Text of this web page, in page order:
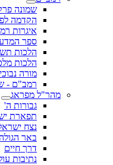
שמונה
הקדמה
איגרות
ספר
הלכות
הלכות
מורה
רמב"ם -
מהר"ל מפראג
גבורות ה'
תפארת
נצח
באר
דרך חיים
נתיבות